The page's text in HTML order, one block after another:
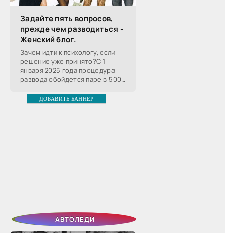
Задайте пять вопросов,
прежде чем разводиться -
Женский блог.
Зачем идти к психологу, если
решение уже принято?С 1
января 2025 года процедура
развода обойдется паре в 5000
дороже, чем было раньше.
Спасет ли подобная мера от
ДОБАВИТЬ БАННЕР
АВТОЛЕДИ